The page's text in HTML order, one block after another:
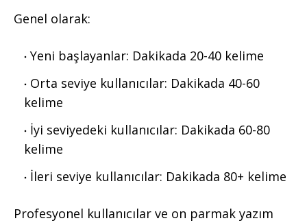
Genel olarak:
Yeni başlayanlar: Dakikada 20-40 kelime
Orta seviye kullanıcılar: Dakikada 40-60
kelime
İyi seviyedeki kullanıcılar: Dakikada 60-80
kelime
İleri seviye kullanıcılar: Dakikada 80+ kelime
Profesyonel kullanıcılar ve on parmak yazım